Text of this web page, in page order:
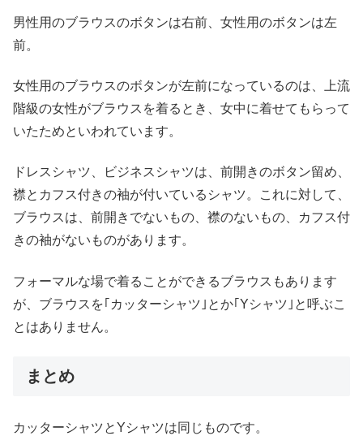
男性用のブラウスのボタンは右前、女性用のボタンは左
前。
女性用のブラウスのボタンが左前になっているのは、上流
階級の女性がブラウスを着るとき、女中に着せてもらって
いたためといわれています。
ドレスシャツ、ビジネスシャツは、前開きのボタン留め、
襟とカフス付きの袖が付いているシャツ。これに対して、
ブラウスは、前開きでないもの、襟のないもの、カフス付
きの袖がないものがあります。
フォーマルな場で着ることができるブラウスもあります
が、ブラウスを｢カッターシャツ｣とか｢Yシャツ｣と呼ぶこ
とはありません。
まとめ
カッターシャツとYシャツは同じものです。